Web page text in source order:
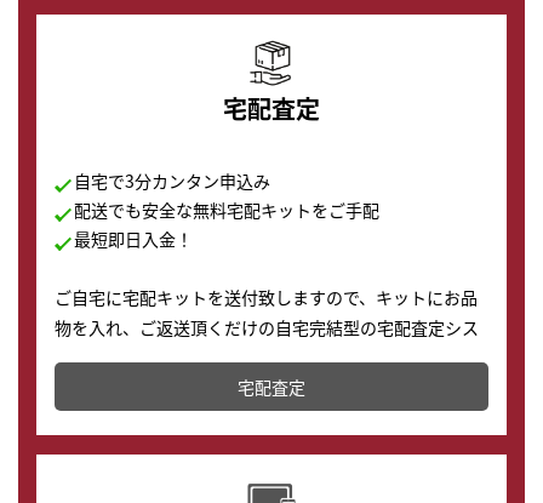
宅配査定
自宅で3分カンタン申込み
配送でも安全な無料宅配キットをご手配
最短即日入金！
ご自宅に宅配キットを送付致しますので、キットにお品
物を入れ、ご返送頂くだけの自宅完結型の宅配査定シス
テムです。
配送でも簡単&安全に査定・買取に出すことが可能で
す。
宅配査定